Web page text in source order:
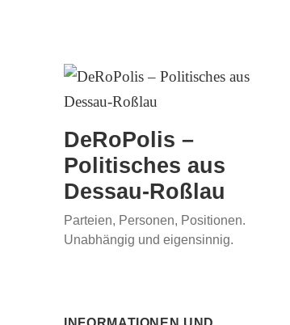
DeRoPolis –
Politisches aus
Dessau-Roßlau
Parteien, Personen, Positionen.
Unabhängig und eigensinnig.